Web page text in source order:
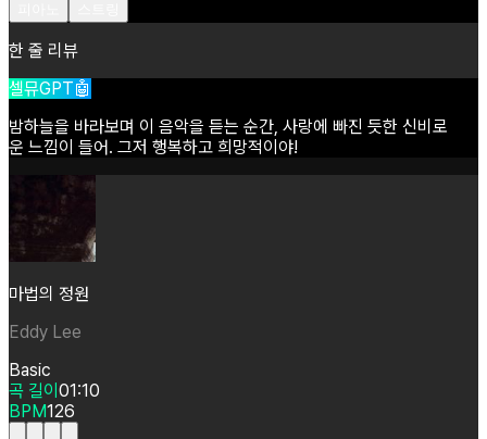
한 줄 리뷰
셀뮤GPT🤖
밤하늘을 바라보며 이 음악을 듣는 순간, 사랑에 빠진 듯한 신비로
운 느낌이 들어. 그저 행복하고 희망적이야!
마법의 정원
Eddy Lee
Basic
곡 길이 01:10
BPM126